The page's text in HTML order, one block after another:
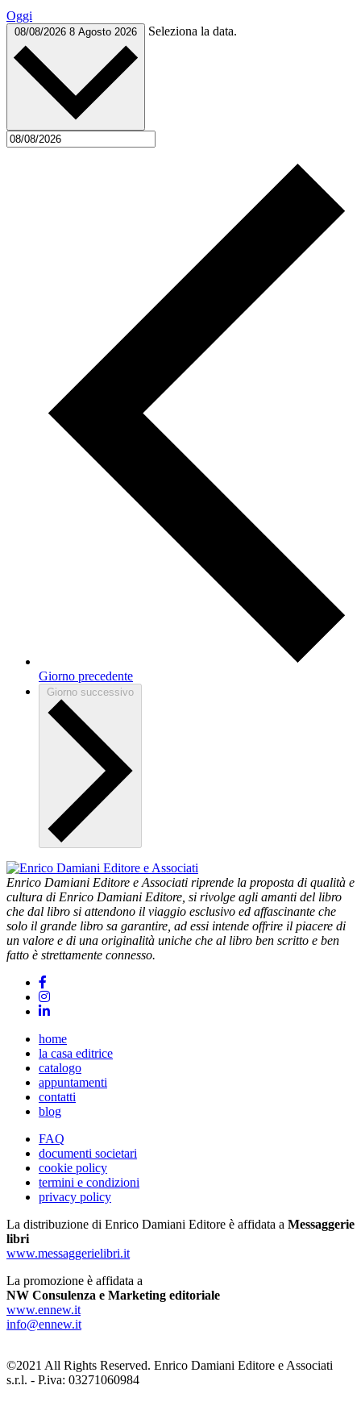
Oggi
08/08/2026 8 Agosto 2026 Seleziona la data.
Giorno precedente
Giorno successivo
Enrico Damiani Editore e Associati riprende la proposta di qualità e
cultura di Enrico Damiani Editore, si rivolge agli amanti del libro
che dal libro si attendono il viaggio esclusivo ed affascinante che
solo il grande libro sa garantire, ad essi intende offrire il piacere di
un valore e di una originalità uniche che al libro ben scritto e ben
fatto è strettamente connesso.
home
la casa editrice
catalogo
appuntamenti
contatti
blog
FAQ
documenti societari
cookie policy
termini e condizioni
privacy policy
La distribuzione di Enrico Damiani Editore è affidata a Messaggerie
libri
www.messaggerielibri.it
La promozione è affidata a
NW Consulenza e Marketing editoriale
www.ennew.it
info@ennew.it
©2021 All Rights Reserved. Enrico Damiani Editore e Associati
s.r.l. - P.iva: 03271060984